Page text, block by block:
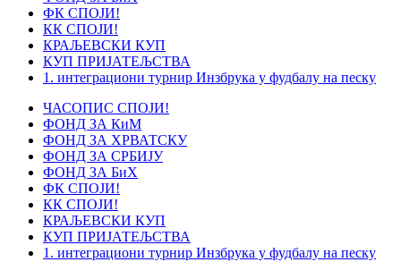
ФК СПОЈИ!
КК СПОЈИ!
КРАЉЕВСКИ КУП
КУП ПРИЈАТЕЉСТВА
1. интеграциони турнир Инзбрука у фудбалу на песку
ЧАСОПИС СПОЈИ!
ФОНД ЗА КиМ
ФОНД ЗА ХРВАТСКУ
ФОНД ЗА СРБИЈУ
ФОНД ЗА БиХ
ФК СПОЈИ!
КК СПОЈИ!
КРАЉЕВСКИ КУП
КУП ПРИЈАТЕЉСТВА
1. интеграциони турнир Инзбрука у фудбалу на песку